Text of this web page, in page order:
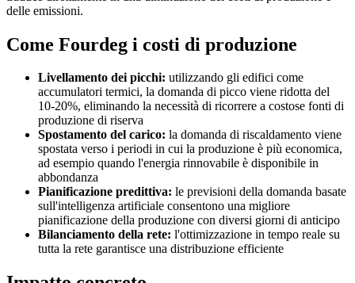
delle emissioni.
Come Fourdeg i costi di produzione
Livellamento dei picchi: utilizzando gli edifici come
accumulatori termici, la domanda di picco viene ridotta del
10-20%, eliminando la necessità di ricorrere a costose fonti di
produzione di riserva
Spostamento del carico: la domanda di riscaldamento viene
spostata verso i periodi in cui la produzione è più economica,
ad esempio quando l'energia rinnovabile è disponibile in
abbondanza
Pianificazione predittiva: le previsioni della domanda basate
sull'intelligenza artificiale consentono una migliore
pianificazione della produzione con diversi giorni di anticipo
Bilanciamento della rete: l'ottimizzazione in tempo reale su
tutta la rete garantisce una distribuzione efficiente